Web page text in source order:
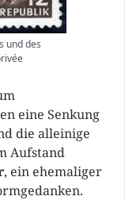
und des
eine Senkung
die alleinige
Aufstand
, ein ehemaliger